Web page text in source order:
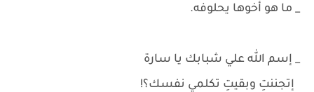
_ ما هو أخوها يحلوفه.
_ إسم الله علي شبابك يا سارة
إتجننتِ وبقيتِ تكلمي نفسك؟!